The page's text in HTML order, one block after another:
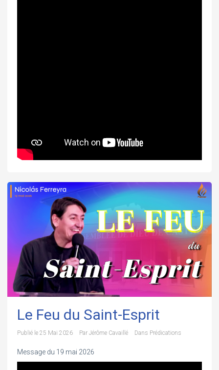
Le Feu du Saint-Esprit
Publié le 25 Mai 2026 Par Jérôme Cavaillé Dans Prédications
Message du 19 mai 2026